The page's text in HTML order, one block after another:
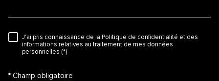
RÈGLEMENTATION
J'ai pris connaissance de la Politique de confidentialité et des
informations relatives au traitement de mes données
personnelles (*)
* Champ obligatoire